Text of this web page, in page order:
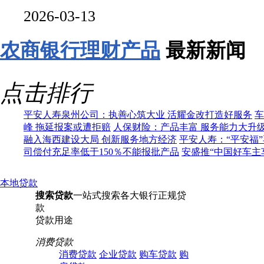
2026-03-13
农商银行理财产品 最新新闻
点击排行
平安人寿泉州公司：执善心筑大业 活耀金改打造好服务
峰 拖延报案或遭拒赔 人保财险：产品丰富 服务能力大升
融入海西建设大局 创新服务地方经济 平安人寿：“平安福
司偿付充足率低于150％不能报批产品 安盛推“中国好车
本地贷款
搜索贷款一站式搜索各大银行正规贷
款
贷款用途
消费贷款
消费贷款 企业贷款 购车贷款 购